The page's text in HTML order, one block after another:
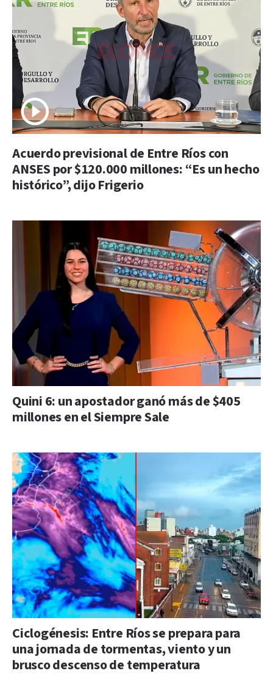
Acuerdo previsional de Entre Ríos con
ANSES por $120.000 millones: “Es un hecho
histórico”, dijo Frigerio
Quini 6: un apostador ganó más de $405
millones en el Siempre Sale
Ciclogénesis: Entre Ríos se prepara para
una jornada de tormentas, viento y un
brusco descenso de temperatura